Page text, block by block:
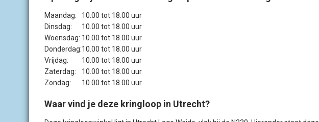
Maandag:
10.00 tot 18.00 uur
Dinsdag:
10.00 tot 18.00 uur
Woensdag: 10.00 tot 18.00 uur
Donderdag:10.00 tot 18.00 uur
Vrijdag:
10.00 tot 18.00 uur
Zaterdag:
10.00 tot 18.00 uur
Zondag:
10.00 tot 18.00 uur
Waar vind je deze kringloop in Utrecht?